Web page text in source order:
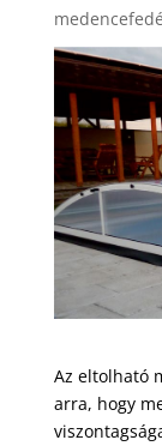
Az eltolható
arra, hogy